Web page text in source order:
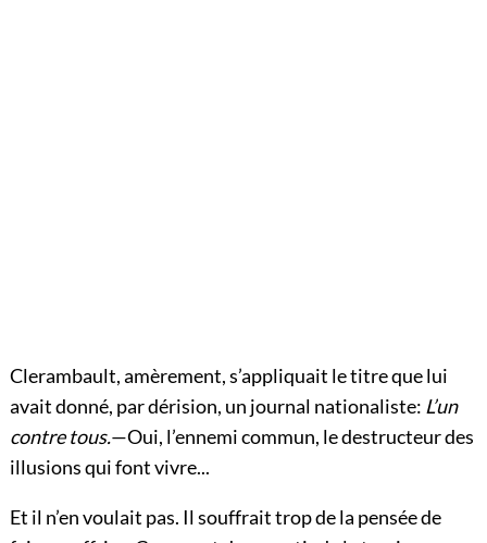
Clerambault, amèrement, s’appliquait le titre que lui
avait donné, par dérision, un journal nationaliste: L’un
contre tous.—Oui, l’ennemi commun, le destructeur des
illusions qui font vivre...
Et il n’en voulait pas. Il souffrait trop de la pensée de